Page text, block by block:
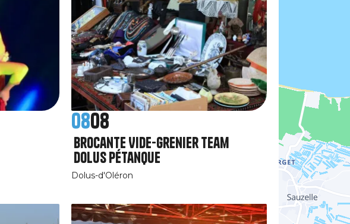
0808
Brocante Vide-grenier Team
Dolus Pétanque
Dolus-d'Oléron